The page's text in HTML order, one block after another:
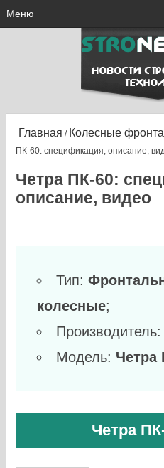
Меню
Главная / Колесные
ПК-60: спецификация, описание,
Четра ПК-60:
описание, видео
Тип:
колесные;
Производитель:
Модель: Четра
Четра